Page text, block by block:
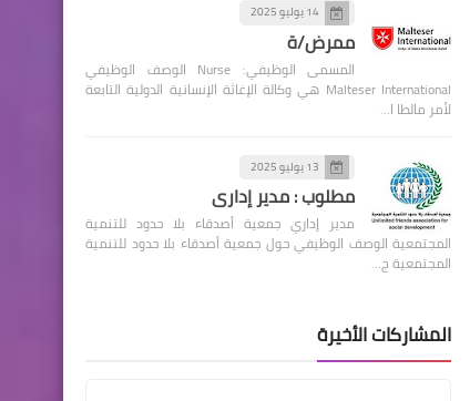
14 يوليو 2025
ممرض/ة
المسمى الوظيفي: Nurse الوصف الوظيفي
Malteser International هي وكالة الإغاثة الإنسانية الدولية التابعة
لأمر مالطا ا…
13 يوليو 2025
مطلوب : مدير إداري
مدير إداري جمعية أصدقاء بلا حدود للتنمية
المجتمعية الوصف الوظيفي حول جمعية أصدقاء بلا حدود للتنمية
المجتمعية ج…
المشاركات الأخيرة